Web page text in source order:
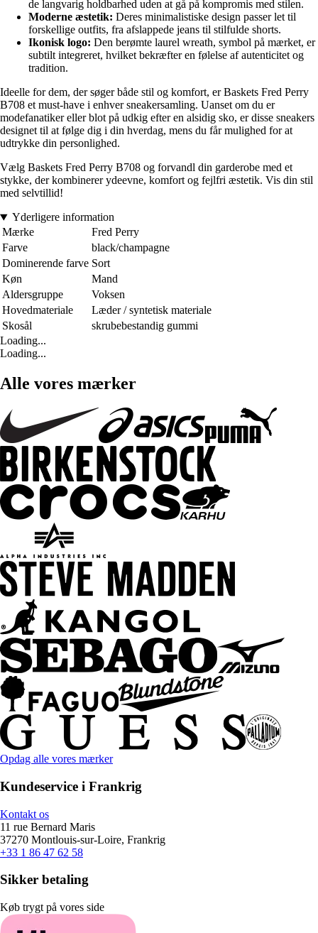
de langvarig holdbarhed uden at gå på kompromis med stilen.
Moderne æstetik: Deres minimalistiske design passer let til
forskellige outfits, fra afslappede jeans til stilfulde shorts.
Ikonisk logo: Den berømte laurel wreath, symbol på mærket, er
subtilt integreret, hvilket bekræfter en følelse af autenticitet og
tradition.
Ideelle for dem, der søger både stil og komfort, er Baskets Fred Perry
B708 et must-have i enhver sneakersamling. Uanset om du er
modefanatiker eller blot på udkig efter en alsidig sko, er disse sneakers
designet til at følge dig i din hverdag, mens du får mulighed for at
udtrykke din personlighed.
Vælg Baskets Fred Perry B708 og forvandl din garderobe med et
stykke, der kombinerer ydeevne, komfort og fejlfri æstetik. Vis din stil
med selvtillid!
Yderligere information
Mærke
Fred Perry
Farve
black/champagne
Dominerende farve Sort
Køn
Mand
Aldersgruppe
Voksen
Hovedmateriale
Læder / syntetisk materiale
Skosål
skrubebestandig gummi
Loading...
Loading...
Alle vores mærker
Opdag alle vores mærker
Kundeservice i Frankrig
Kontakt os
11 rue Bernard Maris
37270 Montlouis-sur-Loire, Frankrig
+33 1 86 47 62 58
Sikker betaling
Køb trygt på vores side